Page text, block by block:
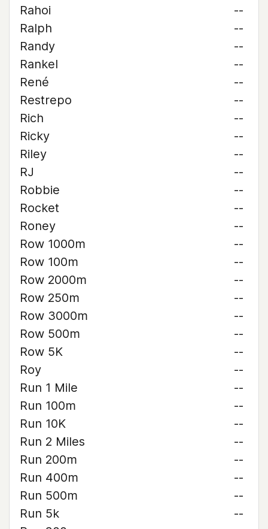
Rahoi
--
Ralph
--
Randy
--
Rankel
--
René
--
Restrepo
--
Rich
--
Ricky
--
Riley
--
RJ
--
Robbie
--
Rocket
--
Roney
--
Row 1000m
--
Row 100m
--
Row 2000m
--
Row 250m
--
Row 3000m
--
Row 500m
--
Row 5K
--
Roy
--
Run 1 Mile
--
Run 100m
--
Run 10K
--
Run 2 Miles
--
Run 200m
--
Run 400m
--
Run 500m
--
Run 5k
--